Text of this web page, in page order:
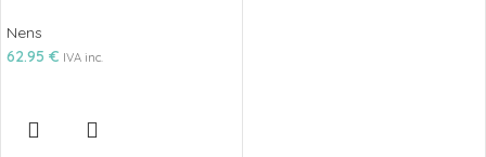
Nens
62.95 € IVA inc.